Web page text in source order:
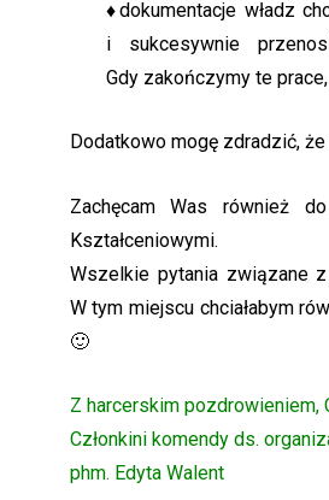
♦dokumentacje władz
i sukcesywnie
Gdy zakończymy te
Dodatkowo mogę zdradzić,
Zachęcam Was również
Kształceniowymi.
Wszelkie pytania związane
W tym miejscu chciałabym
🙂
Z harcerskim pozdrowieniem,
Członkini komendy ds.
phm. Edyta Walent